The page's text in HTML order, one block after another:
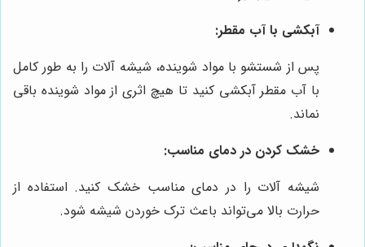
آبکشی با آب مقطر:
پس از شستشو با مواد شوینده، شیشه آلات را به طور کامل
با آب مقطر آبکشی کنید تا هیچ اثری از مواد شوینده باقی
نماند.
خشک کردن در دمای مناسب:
شیشه آلات را در دمای مناسب خشک کنید. استفاده از
حرارت بالا می‌تواند باعث ترک خوردن شیشه شود.